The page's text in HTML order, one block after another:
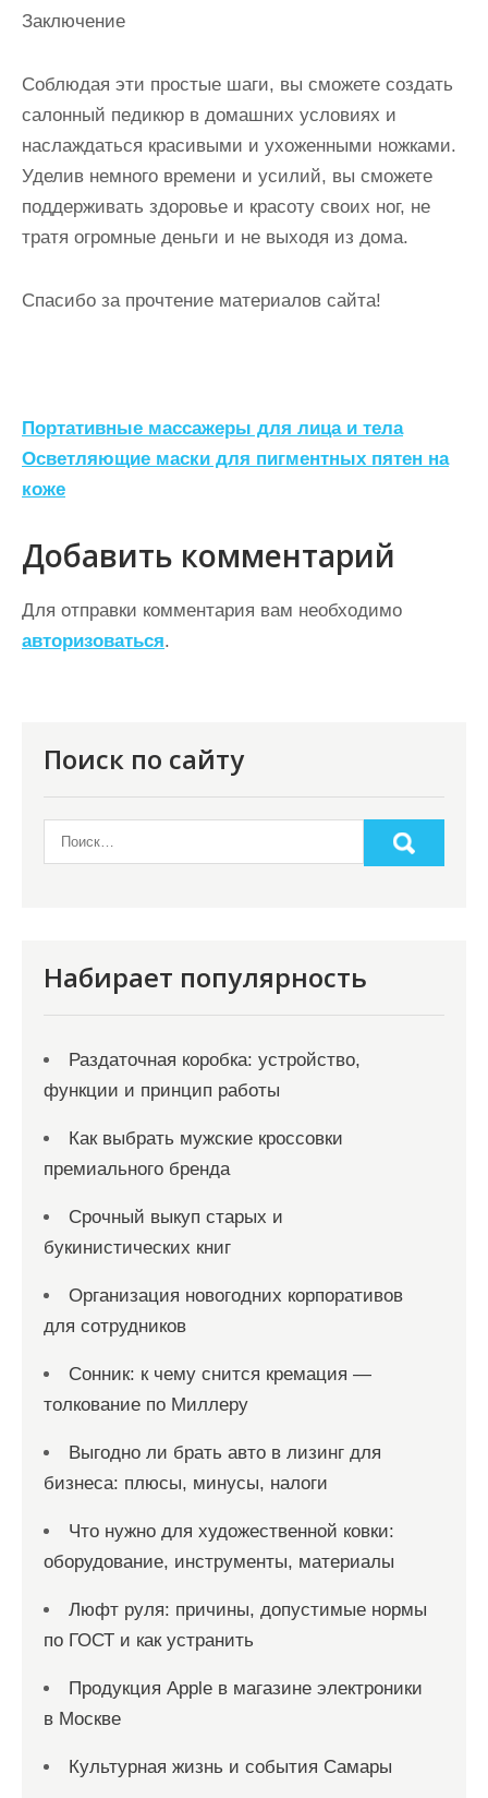
Заключение
Соблюдая эти простые шаги, вы сможете создать
салонный педикюр в домашних условиях и
наслаждаться красивыми и ухоженными ножками.
Уделив немного времени и усилий, вы сможете
поддерживать здоровье и красоту своих ног, не
тратя огромные деньги и не выходя из дома.
Спасибо за прочтение материалов сайта!
Н
а
в
и
г
а
ц
Портативные масcажеры для лица и тела
Осветляющие маски для пигментных пятен на
коже
Добавить комментарий
Для отправки комментария вам необходимо
авторизоваться.
Поиск по сайту
Набирает популярность
Раздаточная коробка: устройство,
функции и принцип работы
Как выбрать мужские кроссовки
премиального бренда
Срочный выкуп старых и
букинистических книг
Организация новогодних корпоративов
для сотрудников
Сонник: к чему снится кремация —
толкование по Миллеру
Выгодно ли брать авто в лизинг для
бизнеса: плюсы, минусы, налоги
Что нужно для художественной ковки:
оборудование, инструменты, материалы
Люфт руля: причины, допустимые нормы
по ГОСТ и как устранить
Продукция Apple в магазине электроники
в Москве
Культурная жизнь и события Самары